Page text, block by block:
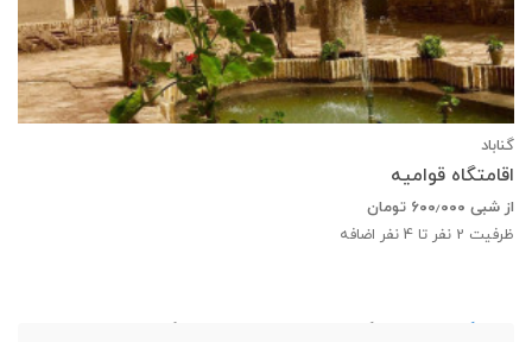
گناباد
اقامتگاه قوامیه
از شبی ۶۰۰٫۰۰۰ تومان
ظرفیت 2 نفر تا 4 نفر اضافه